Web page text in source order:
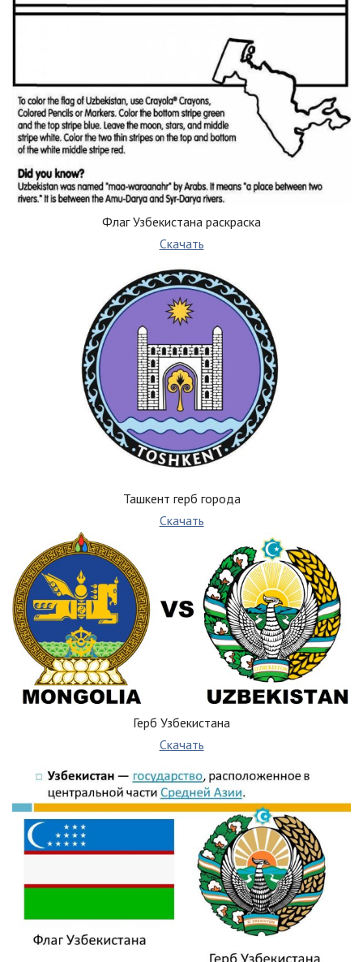
Флаг Узбекистана раскраска
Скачать
Ташкент герб города
Скачать
Герб Узбекистана
Скачать